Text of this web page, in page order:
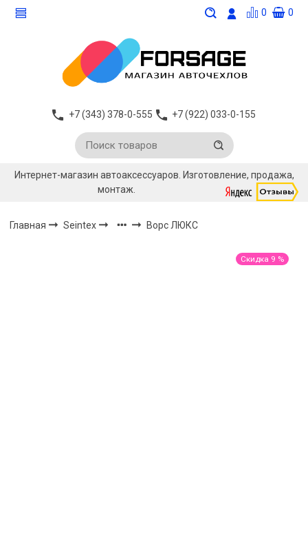
0 0
+7 (343) 378-0-555 +7 (922) 033-0-155
Интернет-магазин автоаксессуаров. Изготовление, продажа,
монтаж.
Главная Seintex Ворс ЛЮКС
Скидка 9 %